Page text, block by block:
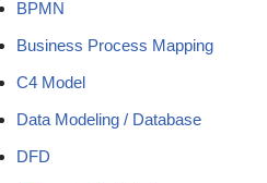
BPMN
Business Process Mapping
C4 Model
Data Modeling / Database
DFD